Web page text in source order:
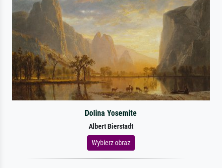
Dolina Yosemite
Albert Bierstadt
Wybierz obraz